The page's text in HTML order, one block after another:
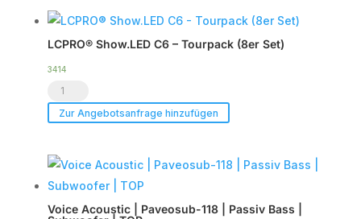
HDSP-
6DA
|
DSP
Endstufe
Case
LCPRO® Show.LED C6 – Tourpack (8er Set)
3414
LCPRO®
Show.LED
-
Tourpack
(8er
Set)
Zur Angebotsanfrage hinzufügen
Voice Acoustic | Paveosub-118 | Passiv Bass |